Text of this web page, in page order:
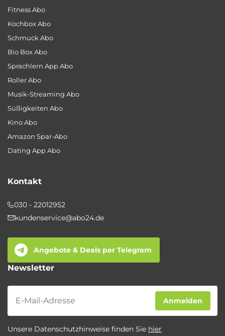
Fitness Abo
Kochbox Abo
Schmuck Abo
Bio Box Abo
Sprachlern App Abo
Roller Abo
Musik-Streaming Abo
Süßigkeiten Abo
Kino Abo
Amazon Spar-Abo
Dating App Abo
Kontakt
030 - 22012952
kundenservice@abo24.de
Angebote & Deals per Telegram
Newsletter
Newsletter
Anmelden
Unsere Datenschutzhinweise finden Sie hier